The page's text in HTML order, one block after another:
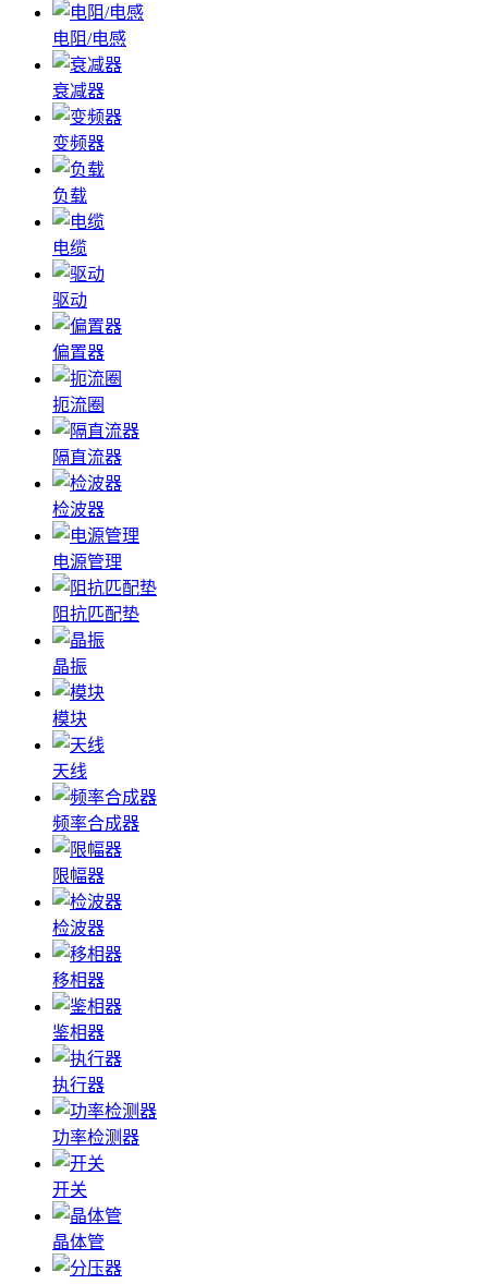
电阻/电感
衰减器
变频器
负载
电缆
驱动
偏置器
扼流圈
隔直流器
检波器
电源管理
阻抗匹配垫
晶振
模块
天线
频率合成器
限幅器
检波器
移相器
鉴相器
执行器
功率检测器
开关
晶体管